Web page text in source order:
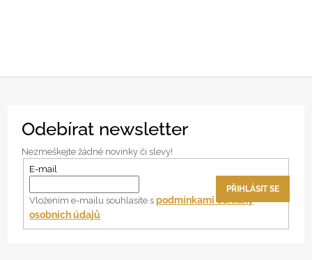
Odebírat newsletter
Nezmeškejte žádné novinky či slevy!
E-mail
Vložením e-mailu souhlasíte spodmínkami ochrany
osobních údajů
PŘIHLÁSIT SE